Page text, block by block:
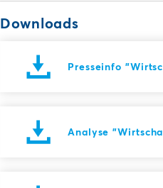
Downloads
Presseinfo
Analyse